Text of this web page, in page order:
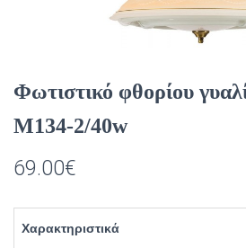
Φωτιστικό φθορίου
Μ134-2/40w
69.00€
Χαρακτηριστικά